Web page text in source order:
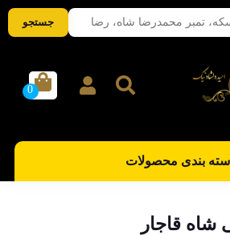
بندی محصولات
قاجار
جستجو